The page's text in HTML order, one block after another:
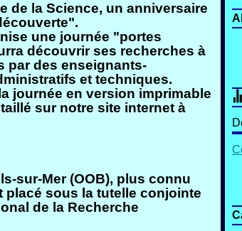
de la Science, un anniversaire
une journée "portes
découvrir ses recherches à
par des enseignants-
et techniques.
journée en version imprimable
sur notre site internet à
sur-Mer (OOB), plus connu
placé sous la tutelle conjointe
de la Recherche